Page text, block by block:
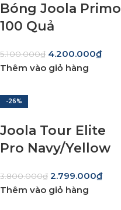
Bóng Joola Primo
100 Quả
5.100.000₫ 4.200.000₫
Thêm vào giỏ hàng
-26%
Joola Tour Elite
Pro Navy/Yellow
3.800.000₫ 2.799.000₫
Thêm vào giỏ hàng